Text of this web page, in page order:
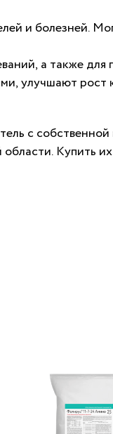
и болезней.
,а такжедля
,улучшают рост
с собственной
Купить